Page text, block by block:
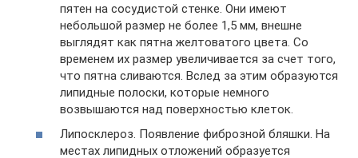
пятен на сосудистой стенке. Они имеют
небольшой размер не более 1,5 мм, внешне
выглядят как пятна желтоватого цвета. Со
временем их размер увеличивается за счет того,
что пятна сливаются. Вслед за этим образуются
липидные полоски, которые немного
возвышаются над поверхностью клеток.
Липосклероз. Появление фиброзной бляшки. На
местах липидных отложений образуется